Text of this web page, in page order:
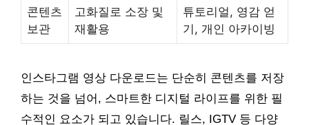
콘텐츠
보관
고화질로 소장 및
재활용
튜토리얼, 영감 얻
기, 개인 아카이빙
인스타그램 영상 다운로드는 단순히 콘텐츠를 저장
하는 것을 넘어, 스마트한 디지털 라이프를 위한 필
수적인 요소가 되고 있습니다. 릴스, IGTV 등 다양